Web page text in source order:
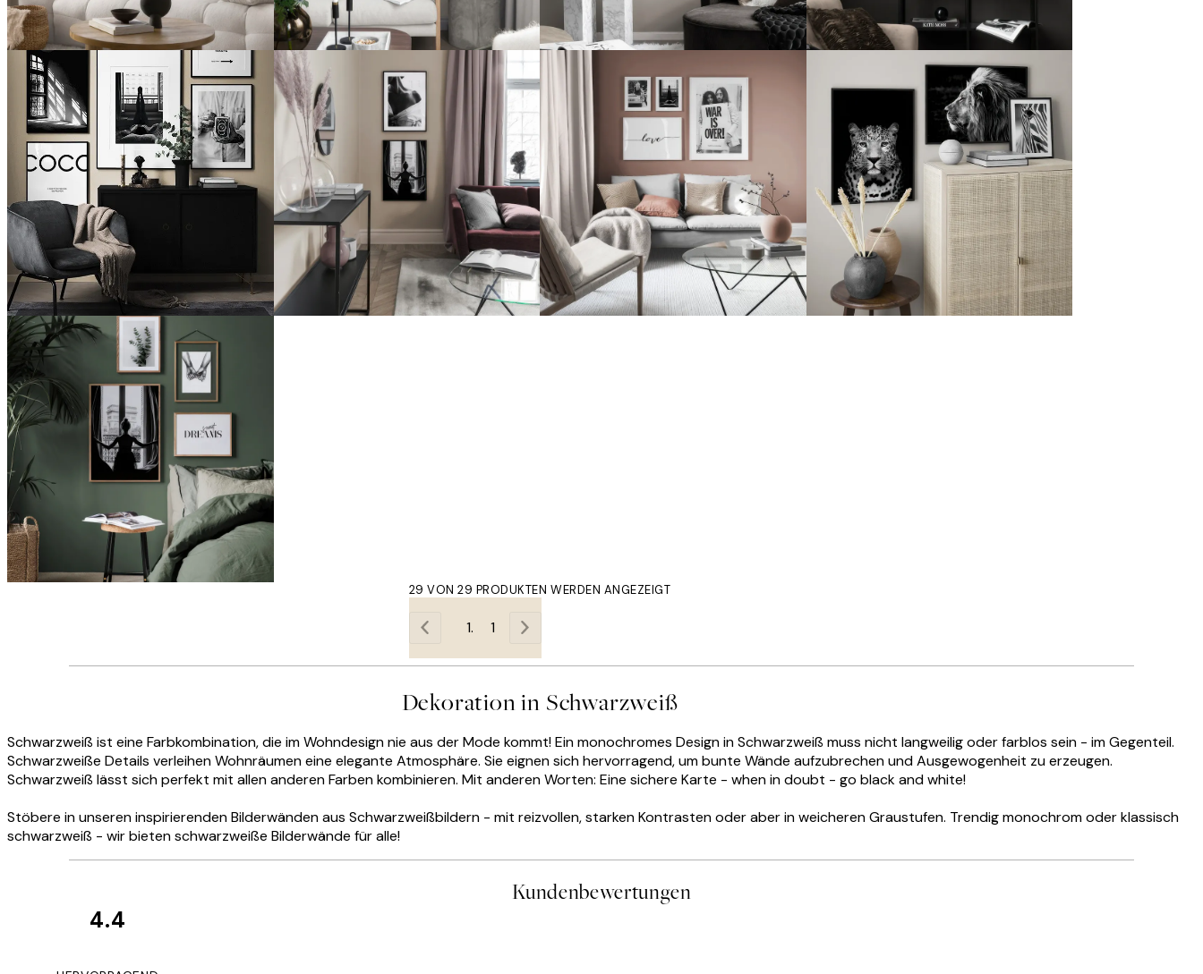
29 VON 29 PRODUKTEN WERDEN ANGEZEIGT
1
Dekoration in Schwarzweiß
Schwarzweiß ist eine Farbkombination, die im Wohndesign nie aus der Mode kommt! Ein monochromes Design in Schwarzweiß muss nicht langweilig oder farblos sein - im Gegenteil.
Schwarzweiße Details verleihen Wohnräumen eine elegante Atmosphäre. Sie eignen sich hervorragend, um bunte Wände aufzubrechen und Ausgewogenheit zu erzeugen.
Schwarzweiß lässt sich perfekt mit allen anderen Farben kombinieren. Mit anderen Worten: Eine sichere Karte - when in doubt - go black and white!
Stöbere in unseren inspirierenden Bilderwänden aus Schwarzweißbildern - mit reizvollen, starken Kontrasten oder aber in weicheren Graustufen. Trendig monochrom oder klassisch
schwarzweiß - wir bieten schwarzweiße Bilderwände für alle!
Kundenbewertungen
4.4